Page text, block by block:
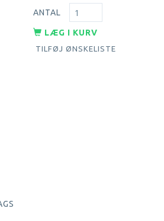
ANTAL
LÆG I KURV
TILFØJ ØNSKELISTE